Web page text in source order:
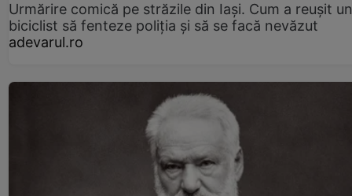
Urmărire comică pe străzile din Iași. Cum a reușit un
biciclist să fenteze poliția și să se facă nevăzut
adevarul.ro